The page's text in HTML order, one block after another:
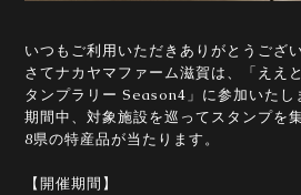
いつもご利用いただきありがとうござい
さてナカヤマファーム滋賀は、「ええ
タンプラリー Season4」に参加いたし
期間中、対象施設を巡ってスタンプを
8県の特産品が当たります。
【開催期間】